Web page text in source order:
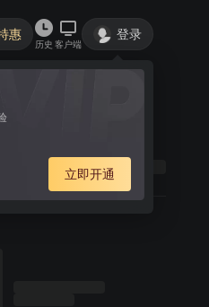
惠
历史 客户端
登录
立即开通